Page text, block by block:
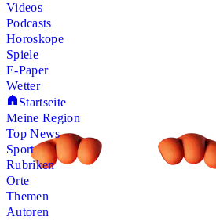
Videos
Podcasts
Horoskope
Spiele
E-Paper
Wetter
Startseite
Meine Region
Top News
Sport
Rubriken
Orte
Themen
Autoren